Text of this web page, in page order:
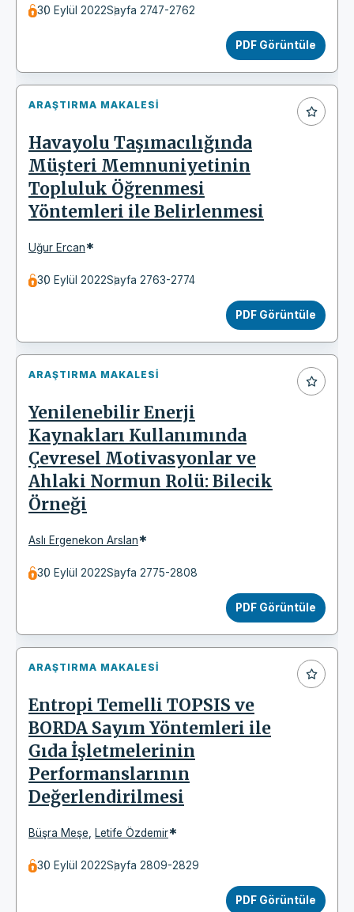
30 Eylül 2022Sayfa 2747-2762
PDF Görüntüle
ARAŞTIRMA MAKALESI
Havayolu Taşımacılığında
Müşteri Memnuniyetinin
Topluluk Öğrenmesi
Yöntemleri ile Belirlenmesi
Uğur Ercan*
30 Eylül 2022Sayfa 2763-2774
PDF Görüntüle
ARAŞTIRMA MAKALESI
Yenilenebilir Enerji
Kaynakları Kullanımında
Çevresel Motivasyonlar ve
Ahlaki Normun Rolü: Bilecik
Örneği
Aslı Ergenekon Arslan*
30 Eylül 2022Sayfa 2775-2808
PDF Görüntüle
ARAŞTIRMA MAKALESI
Entropi Temelli TOPSIS ve
BORDA Sayım Yöntemleri ile
Gıda İşletmelerinin
Performanslarının
Değerlendirilmesi
Büşra Meşe Letife Özdemir*
30 Eylül 2022Sayfa 2809-2829
PDF Görüntüle